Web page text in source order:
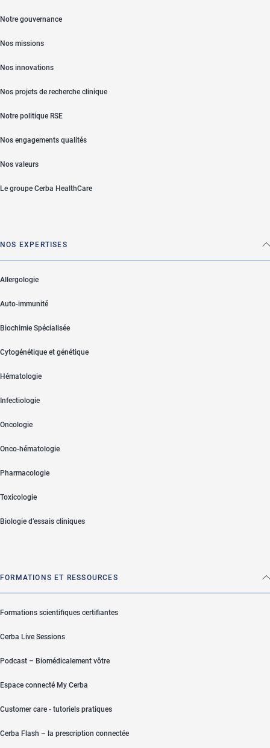
Notre gouvernance
Nos missions
Nos innovations
Nos projets de recherche clinique
Notre politique RSE
Nos engagements qualités
Nos valeurs
Le groupe Cerba HealthCare
NOS EXPERTISES
Allergologie
Auto-immunité
Biochimie Spécialisée
Cytogénétique et génétique
Hématologie
Infectiologie
Oncologie
Onco-hématologie
Pharmacologie
Toxicologie
Biologie d’essais cliniques
FORMATIONS ET RESSOURCES
Formations scientifiques certifiantes
Cerba Live Sessions
Podcast – Biomédicalement vôtre
Espace connecté My Cerba
Customer care - tutoriels pratiques
Cerba Flash – la prescription connectée